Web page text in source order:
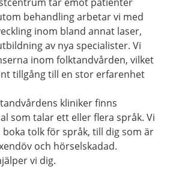
behandling arbetar vi med
inom bland annat laser,
av nya specialister. Vi
inom folktandvården, vilket
tillgång till en stor erfarenhet
kliniker finns
som talar ett eller flera språk. Vi
tolk för språk, till dig som är
och hörselskadad.
vi dig.